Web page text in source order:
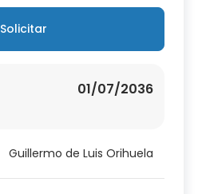
Solicitar
01/07/2036
Guillermo de Luis Orihuela